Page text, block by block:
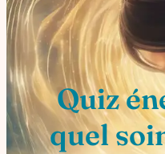
Quiz
quel